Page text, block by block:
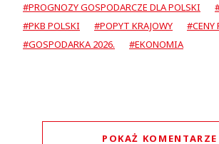
#PROGNOZY GOSPODARCZE DLA POLSKI
#PKB POLSKI
#POPYT KRAJOWY
#CENY
#GOSPODARKA 2026.
#EKONOMIA
POKAŻ KOMENTARZE